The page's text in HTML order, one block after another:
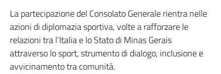
La partecipazione del Consolato Generale rientra nelle
azioni di diplomazia sportiva, volte a rafforzare le
relazioni tra l’Italia e lo Stato di Minas Gerais
attraverso lo sport, strumento di dialogo, inclusione e
avvicinamento tra comunità.